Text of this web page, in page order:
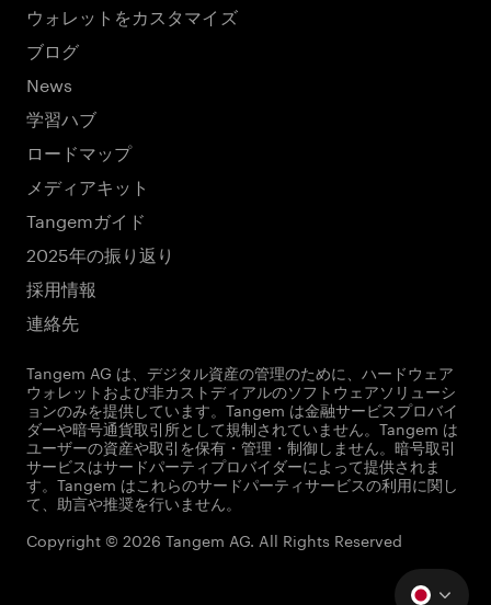
ウォレットをカスタマイズ
ブログ
News
学習ハブ
ロードマップ
メディアキット
Tangemガイド
2025年の振り返り
採用情報
連絡先
Tangem AG は、デジタル資産の管理のために、ハードウェア
ウォレットおよび非カストディアルのソフトウェアソリューシ
ョンのみを提供しています。Tangem は金融サービスプロバイ
ダーや暗号通貨取引所として規制されていません。Tangem は
ユーザーの資産や取引を保有・管理・制御しません。暗号取引
サービスはサードパーティプロバイダーによって提供されま
す。Tangem はこれらのサードパーティサービスの利用に関し
て、助言や推奨を行いません。